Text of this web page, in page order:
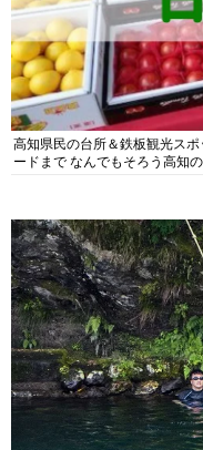
高知県民の台所＆鉄板観光ス
ードまで なんでもそろう高知